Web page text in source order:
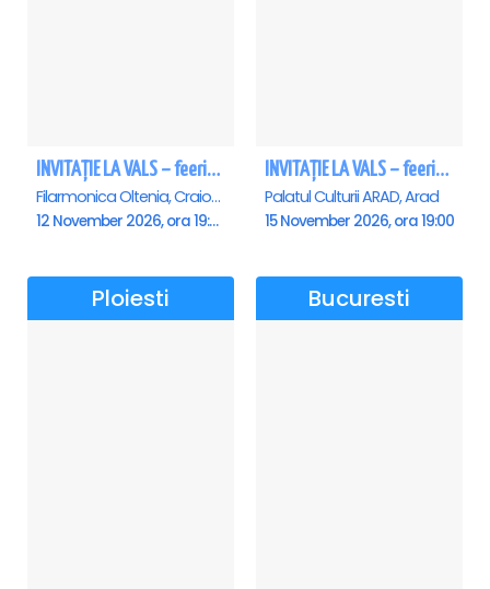
INVITAȚIE LA VALS – feerie de bal în paşi de dans - Craiova
Filarmonica Oltenia, Craiova
12 November 2026, ora 19:00
INVITAȚIE LA VALS – feerie de bal în paşi de dans - Arad
Palatul Culturii ARAD, Arad
15 November 2026, ora 19:00
Ploiesti Bucuresti